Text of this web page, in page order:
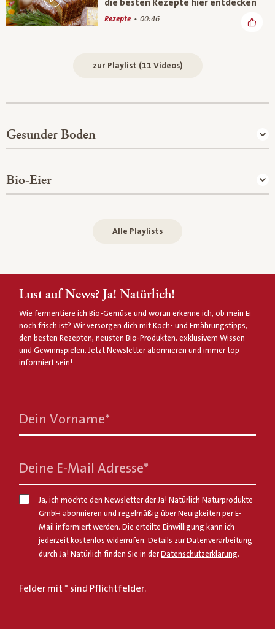
Rezepte 00:46
zur Playlist (11 Videos)
Gesunder Boden
Bio-Eier
Alle Playlists
Lust auf News? Ja! Natürlich!
Wie fermentiere ich Bio-Gemüse und woran erkenne ich, ob mein Ei
noch frisch ist? Wir versorgen dich mit Koch- und Ernährungstipps,
den besten Rezepten, neusten Bio-Produkten, exklusivem Wissen
und Gewinnspielen. Jetzt Newsletter abonnieren und immer top
informiert sein!
Dein Vorname*
Deine E-Mail Adresse*
Ja, ich möchte den Newsletter der Ja! Natürlich Naturprodukte
GmbH abonnieren und regelmäßig über Neuigkeiten per E-
Mail informiert werden. Die erteilte Einwilligung kann ich
jederzeit kostenlos widerrufen. Details zur Datenverarbeitung
durch Ja! Natürlich finden Sie in derDatenschutzerklärung.
Felder mit * sind Pflichtfelder.